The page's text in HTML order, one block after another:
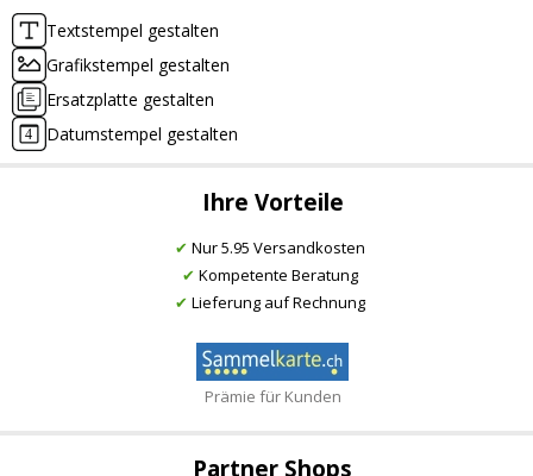
Textstempel gestalten
Grafikstempel gestalten
Ersatzplatte gestalten
Datumstempel gestalten
Ihre Vorteile
✔ Nur 5.95 Versandkosten
✔ Kompetente Beratung
✔ Lieferung auf Rechnung
Prämie für Kunden
Partner Shops